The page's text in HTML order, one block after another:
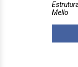
Mello